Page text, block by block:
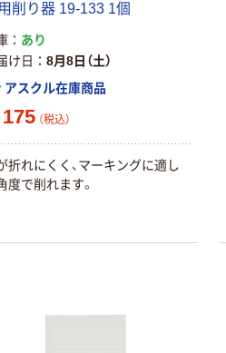
削り器 19-133 1個
あり
け日
8月8日（土）
アスクル在庫商品
（税込）
折れにくく、マーキングに適し
度で削れます。